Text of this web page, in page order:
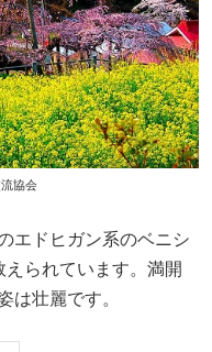
協会
エドヒガン系のベニシ
られています。満開
は壮麗です。